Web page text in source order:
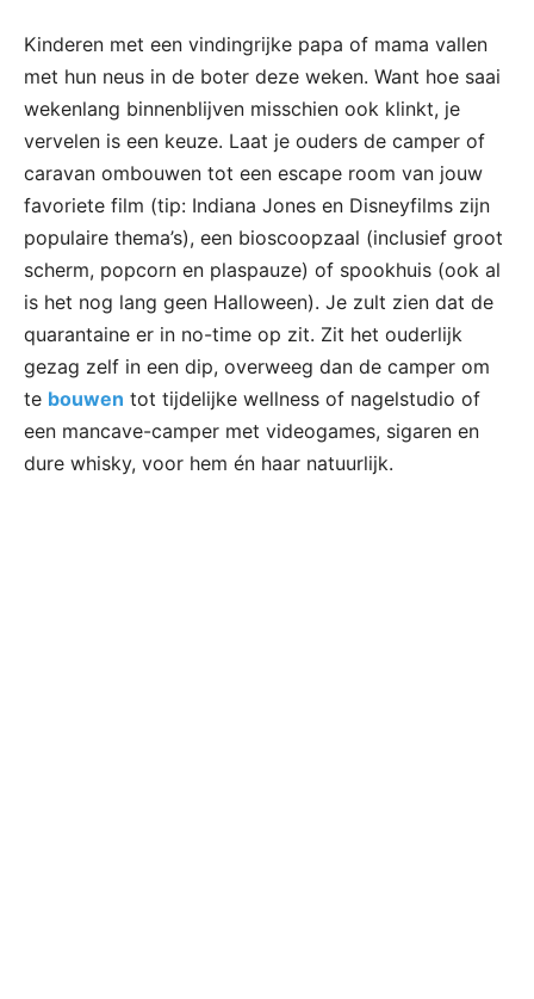
Kinderen met een vindingrijke papa of mama vallen
met hun neus in de boter deze weken. Want hoe saai
wekenlang binnenblijven misschien ook klinkt, je
vervelen is een keuze. Laat je ouders de camper of
caravan ombouwen tot een escape room van jouw
favoriete film (tip: Indiana Jones en Disneyfilms zijn
populaire thema’s), een bioscoopzaal (inclusief groot
scherm, popcorn en plaspauze) of spookhuis (ook al
is het nog lang geen Halloween). Je zult zien dat de
quarantaine er in no-time op zit. Zit het ouderlijk
gezag zelf in een dip, overweeg dan de camper om
te bouwen tot tijdelijke wellness of nagelstudio of
een mancave-camper met videogames, sigaren en
dure whisky, voor hem én haar natuurlijk.